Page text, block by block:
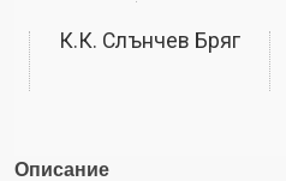
К.к. Слънчев Бряг
Описание